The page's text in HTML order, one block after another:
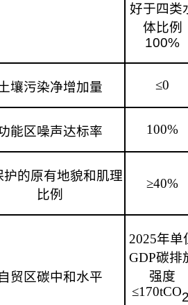
好于四类
体比例
100%
壤污染净增加量 ≤0
能区噪声达标率 100%
护的原有地貌和肌理
比例
≥40%
自贸区碳中和水平
2025年单
GDP碳排
强度
≤170tCO